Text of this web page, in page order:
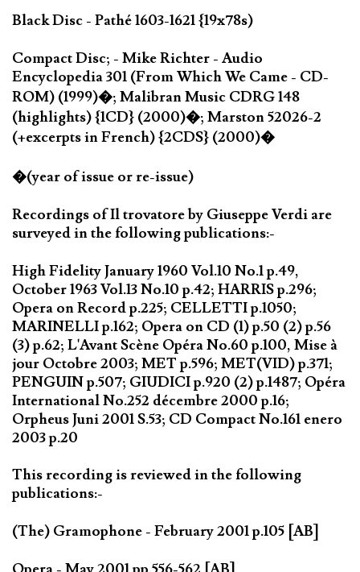
Black Disc - Pathé 1603-1621 {19x78s)
Compact Disc; - Mike Richter - Audio
Encyclopedia 301 (From Which We Came - CD-
ROM) (1999)�; Malibran Music CDRG 148
(highlights) {1CD} (2000)�; Marston 52026-2
(+excerpts in French) {2CDS} (2000)�
�(year of issue or re-issue)
Recordings of Il trovatore by Giuseppe Verdi are
surveyed in the following publications:-
High Fidelity January 1960 Vol.10 No.1 p.49,
October 1963 Vol.13 No.10 p.42; HARRIS p.296;
Opera on Record p.225; CELLETTI p.1050;
MARINELLI p.162; Opera on CD (1) p.50 (2) p.56
(3) p.62; L'Avant Scène Opéra No.60 p.100, Mise à
jour Octobre 2003; MET p.596; MET(VID) p.371;
PENGUIN p.507; GIUDICI p.920 (2) p.1487; Opéra
International No.252 décembre 2000 p.16;
Orpheus Juni 2001 S.53; CD Compact No.161 enero
2003 p.20
This recording is reviewed in the following
publications:-
(The) Gramophone - February 2001 p.105 [AB]